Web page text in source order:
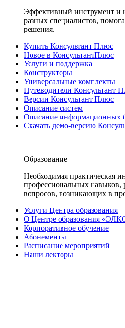
Эффективный инструмент и
разных специалистов,
решения.
Купить Консультант Плюс
Новое в КонсультантПлюс
Услуги и поддержка
Конструкторы
Универсальные комплекты
Путеводители Консультант
Версии Консультант Плюс
Описание систем
Описание информационных
Скачать демо-версию
Образование
Необходимая практическая
профессиональных
вопросов, возникающих в
Услуги Центра образования
О Центре образования
Корпоративное обучение
Абонементы
Расписание мероприятий
Наши лекторы